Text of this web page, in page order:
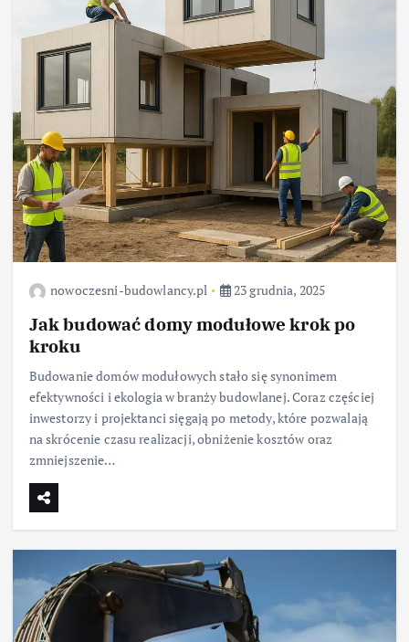
nowoczesni-budowlancy.pl 23 grudnia, 2025
Jak budować domy modułowe krok po
kroku
Budowanie domów modułowych stało się synonimem
efektywności i ekologia w branży budowlanej. Coraz częściej
inwestorzy i projektanci sięgają po metody, które pozwalają
na skrócenie czasu realizacji, obniżenie kosztów oraz
zmniejszenie…